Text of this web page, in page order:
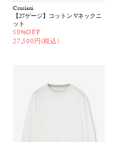
Cruciani
【27ゲージ】コットン Vネックニ
ット
50%OFF
27,500円(税込)